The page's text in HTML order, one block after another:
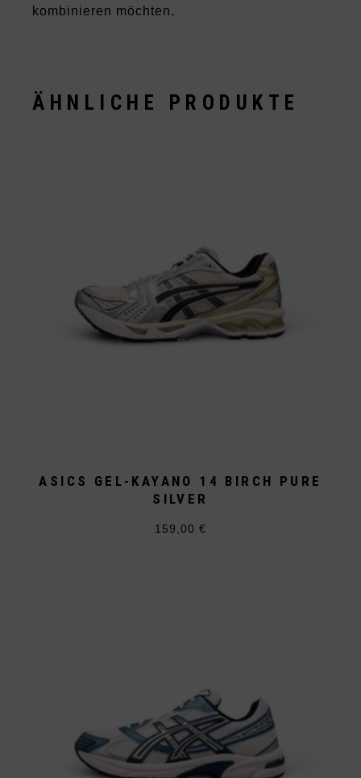
kombinieren möchten.
ÄHNLICHE PRODUKTE
ASICS GEL-KAYANO 14 BIRCH PURE
SILVER
159,00€
Dieses
gewählt
werden